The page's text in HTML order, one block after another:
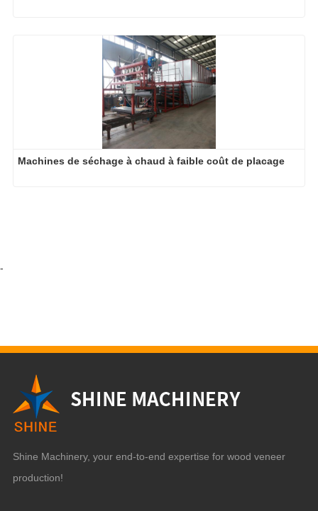
Machines de séchage à chaud à faible coût de placage
-
Shine Machinery, your end-to-end expertise for wood veneer
production!